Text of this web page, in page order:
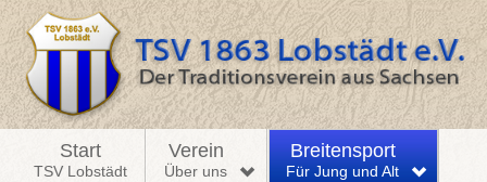
Start
TSV Lobstädt
Verein
Über uns
Breitensport
Für Jung und Alt